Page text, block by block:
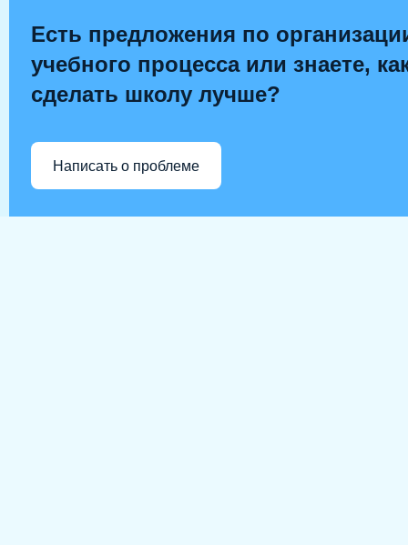
Есть предложения по
учебного процесса или знаете,
сделать школу лучше?
Написать о проблеме